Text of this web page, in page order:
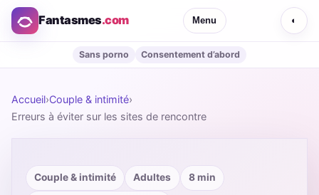
Fantasmes.com Menu ◐
Sans porno Consentement d’abord
Accueil›Couple & intimité›
Erreurs à éviter sur les sites de rencontre
Couple & intimité Adultes 8 min